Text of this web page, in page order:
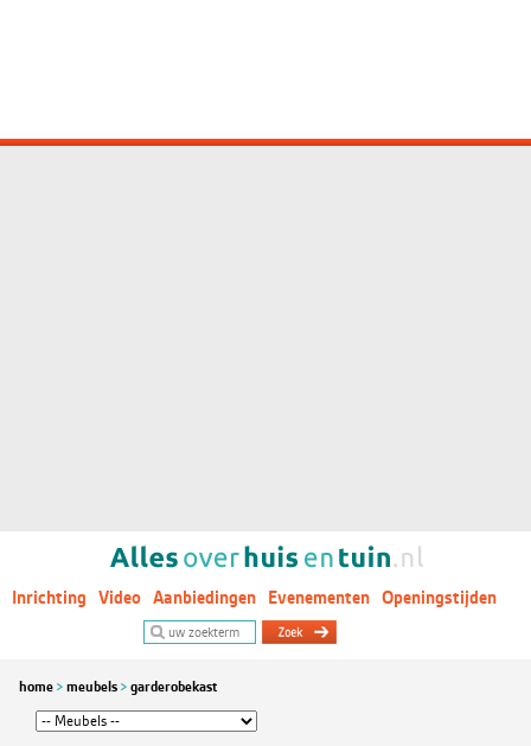
Inrichting Video Aanbiedingen Evenementen Openingstijden
home meubels garderobekast